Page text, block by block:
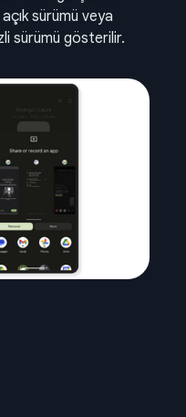
sürümü veya
sürümü gösterilir.